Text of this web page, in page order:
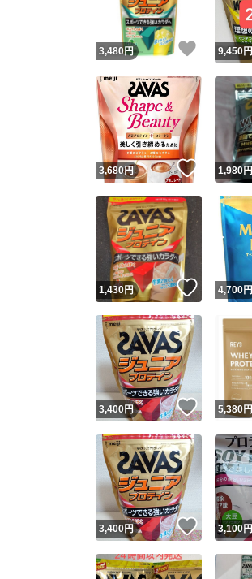
3,480円 いいね！
9,450円
3,680円 いいね！
1,980円
1,430円 いいね！
4,700円
3,400円 いいね！
5,380円
3,400円 いいね！
3,100円